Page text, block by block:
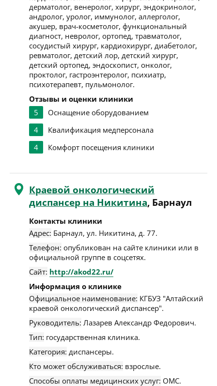
дерматолог, венеролог, хирург, эндокринолог,
андролог, уролог, иммунолог, аллерголог,
акушер, врач-косметолог, функциональный
диагност, невролог, ортопед, травматолог,
сосудистый хирург, кардиохирург, диабетолог,
ревматолог, детский лор, детский хирург,
детский ортопед, эндоскопист, онколог,
проктолог, гастроэнтеролог, психиатр,
психотерапевт, пульмонолог.
Отзывы и оценки клиники
5
Оснащение оборудованием
4
Квалификация медперсонала
4
Комфорт посещения клиники
Краевой онкологический
диспансер на Никитина, Барнаул
Контакты клиники
Адрес: Барнаул, ул. Никитина, д. 77.
Телефон: опубликован на сайте клиники или в
официальной группе в соцсетях.
Сайт: http://akod22.ru/
Информация о клинике
Официальное наименование: КГБУЗ "Алтайский
краевой онкологический диспансер".
Руководитель: Лазарев Александр Федорович.
Тип: государственная клиника.
Категория: диспансеры.
Кто может обслуживаться: взрослые.
Способы оплаты медицинских услуг: ОМС.